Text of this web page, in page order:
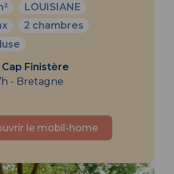
LOUISIANE
2 chambres
Finistère
- Bretagne
le mobil-home